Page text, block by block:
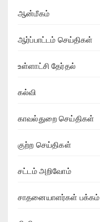
ஆன்மீகம்
ஆர்ப்பாட்டம் செய்திகள்
உள்ளாட்சி தேர்தல்
கல்வி
காவல்துறை செய்திகள்
குற்ற செய்திகள்
சட்டம் அறிவோம்
சாதனையாளர்கள் பக்கம்